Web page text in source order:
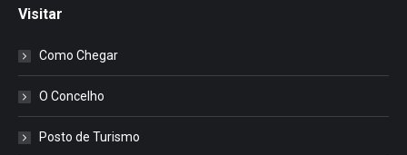
Visitar
Como Chegar
O Concelho
Posto de Turismo